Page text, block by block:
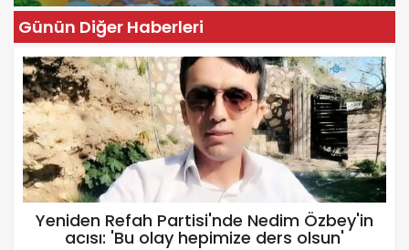
Günün Diğer Haberleri
Yeniden Refah Partisi'nde Nedim Özbey'in
acısı: 'Bu olay hepimize ders olsun'